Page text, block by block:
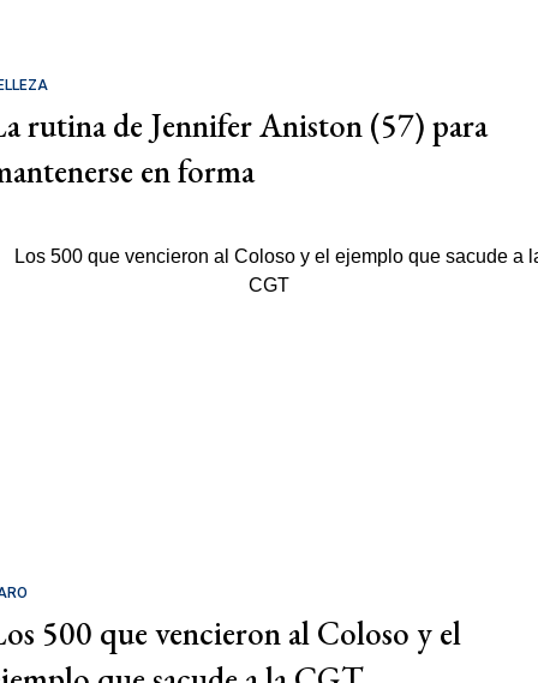
rutina de Jennifer Aniston (57) para
en forma
500 que vencieron al Coloso y el